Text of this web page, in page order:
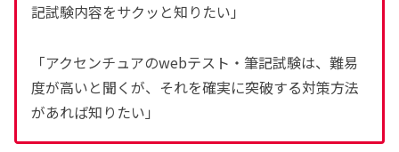
記試験内容をサクッと知りたい」
「アクセンチュアのwebテスト・筆記試験は、難易
度が高いと聞くが、それを確実に突破する対策方法
があれば知りたい」